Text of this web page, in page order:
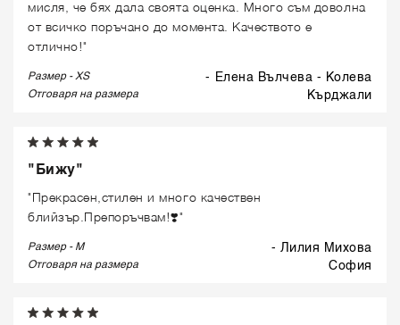
мисля, че бях дала своята оценка. Много съм доволна
от всичко поръчано до момента. Качеството е
отлично!"
Размер - XS - Елена Вълчева - Колева
Отговаря на размера кърджали
"Бижу"
"Прекрасен,стилен и много качествен
блийзър.Препоръчвам!❣️"
Размер - M - Лилия Михова
Отговаря на размера софия